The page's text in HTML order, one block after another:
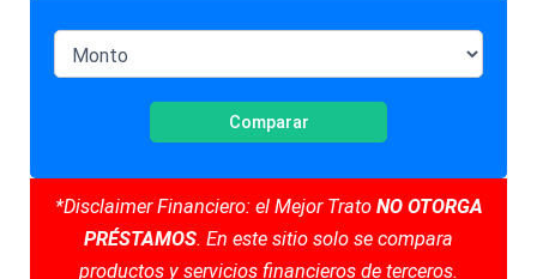
Comparar
*Disclaimer Financiero: el Mejor Trato NO OTORGA
PRÉSTAMOS. En este sitio solo se compara
productos y servicios financieros de terceros.